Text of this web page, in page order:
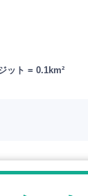
ット = 0.1km²